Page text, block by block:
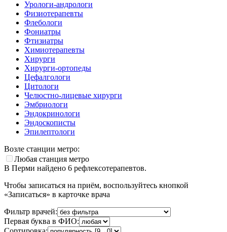
Урологи-андрологи
Физиотерапевты
Флебологи
Фониатры
Фтизиатры
Химиотерапевты
Хирурги
Хирурги-ортопеды
Цефалгологи
Цитологи
Челюстно-лицевые хирурги
Эмбриологи
Эндокринологи
Эндоскописты
Эпилептологи
Возле станции метро:
Любая станция метро
В Перми найдено 6 рефлексотерапевтов.
Чтобы записаться на приём, воспользуйтесь кнопкой
«Записаться» в карточке врача
Фильтр врачей:
Первая буква в ФИО: